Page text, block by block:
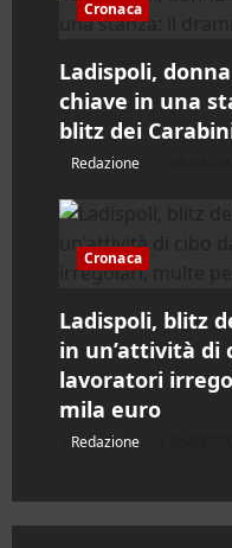
l
o
Cronaca
Ladispoli,
chiave in una
blitz dei
Redazione
Cronaca
Ladispoli, blitz
in un’attività di
lavoratori
mila euro
Redazione